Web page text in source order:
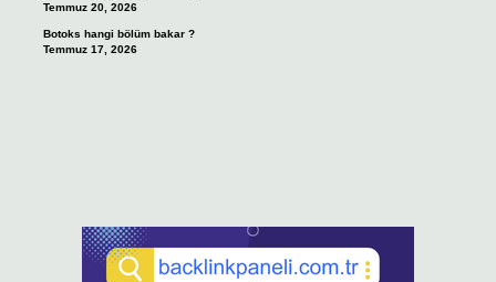
Temmuz 20, 2026
Botoks hangi bölüm bakar ?
Temmuz 17, 2026